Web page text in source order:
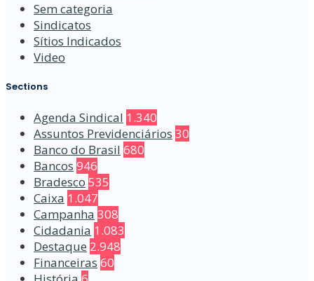
Sem categoria
Sindicatos
Sítios Indicados
Video
Sections
Agenda Sindical 1.340
Assuntos Previdenciários 30
Banco do Brasil 680
Bancos 946
Bradesco 535
Caixa 1.047
Campanha 308
Cidadania 1.083
Destaque 2.948
Financeiras 60